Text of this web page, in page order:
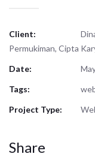
Client:
Permukiman, Cipta
Date:
Tags:
Project Type:
Share